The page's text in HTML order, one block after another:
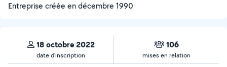
Entreprise créée endécembre 1990
18 octobre 2022
date d’inscription
106
mises en relation